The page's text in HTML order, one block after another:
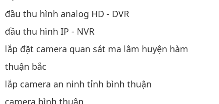
đầu thu hình analog HD - DVR
đầu thu hình IP - NVR
lắp đặt camera quan sát ma lâm huyện hàm
thuận bắc
lắp camera an ninh tỉnh bình thuận
camera bình thuận